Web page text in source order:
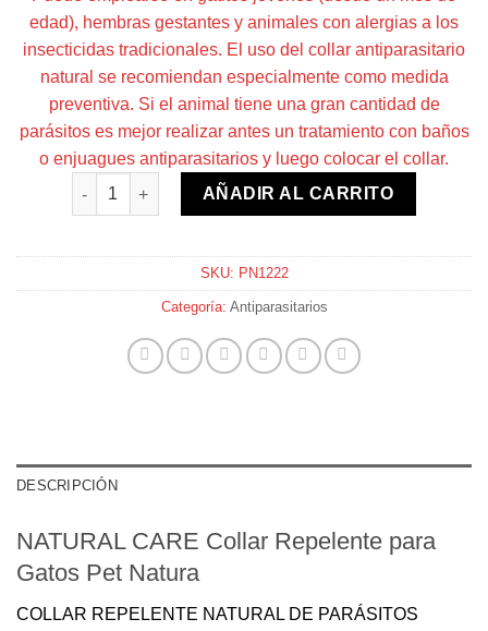
edad), hembras gestantes y animales con alergias a los
insecticidas tradicionales. El uso del collar antiparasitario
natural se recomiendan especialmente como medida
preventiva. Si el animal tiene una gran cantidad de
parásitos es mejor realizar antes un tratamiento con baños
o enjuagues antiparasitarios y luego colocar el collar.
Collar repelente gato cantidadAÑADIR AL CARRITO
SKU: PN1222
Categoría: Antiparasitarios
DESCRIPCIÓN
NATURAL CARE Collar Repelente para
Gatos Pet Natura
COLLAR REPELENTE NATURAL DE PARÁSITOS